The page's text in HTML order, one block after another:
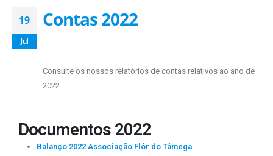
19
Jul
Contas 2022
Consulte os nossos relatórios de contas relativos ao ano de
2022.
Documentos 2022
Balanço 2022 Associação Flôr do Tâmega